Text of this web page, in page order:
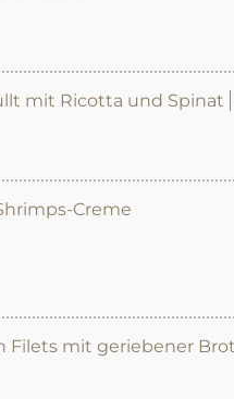
mit Ricotta und Spinat
Creme
Filets mit geriebener